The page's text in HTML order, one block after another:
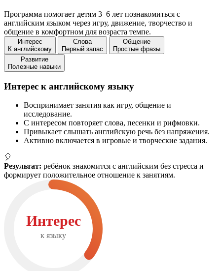
Программа помогает детям 3–6 лет познакомиться с
английским языком через игру, движение, творчество и
общение в комфортном для возраста темпе.
Интерес
К английскому
Слова
Первый запас
Общение
Простые фразы
Развитие
Полезные навыки
Интерес к английскому языку
Воспринимает занятия как игру, общение и
исследование.
С интересом повторяет слова, песенки и рифмовки.
Привыкает слышать английскую речь без напряжения.
Активно включается в игровые и творческие задания.
🎈
Результат: ребёнок знакомится с английским без стресса и
формирует положительное отношение к занятиям.
Интерес
к языку